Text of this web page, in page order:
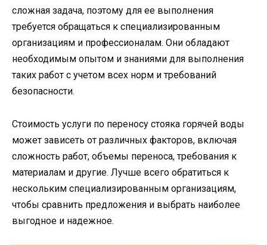
сложная задача, поэтому для ее выполнения
требуется обращаться к специализированным
организациям и профессионалам. Они обладают
необходимым опытом и знаниями для выполнения
таких работ с учетом всех норм и требований
безопасности.
Стоимость услуги по переносу стояка горячей воды
может зависеть от различных факторов, включая
сложность работ, объемы переноса, требования к
материалам и другие. Лучше всего обратиться к
нескольким специализированным организациям,
чтобы сравнить предложения и выбрать наиболее
выгодное и надежное.